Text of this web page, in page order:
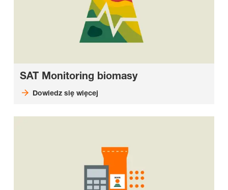
SAT Monitoring biomasy
Dowiedz się więcej